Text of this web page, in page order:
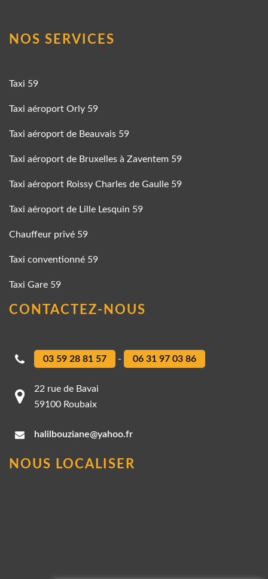
NOS SERVICES
Taxi 59
Taxi aéroport Orly 59
Taxi aéroport de Beauvais 59
Taxi aéroport de Bruxelles à Zaventem 59
Taxi aéroport Roissy Charles de Gaulle 59
Taxi aéroport de Lille Lesquin 59
Chauffeur privé 59
Taxi conventionné 59
Taxi Gare 59
CONTACTEZ-NOUS
03 59 28 81 57 - 06 31 97 03 86
22 rue de Bavai
59100 Roubaix
halilbouziane@yahoo.fr
NOUS LOCALISER